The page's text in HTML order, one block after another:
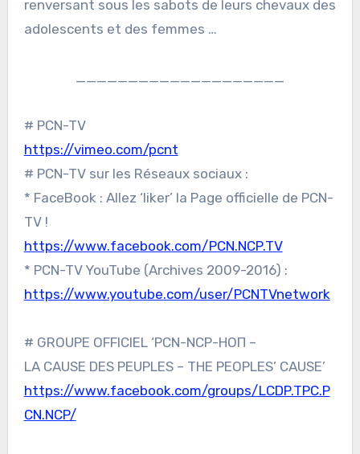
renversant sous les sabots de leurs chevaux des
adolescents et des femmes …
____________________
# PCN-TV
https://vimeo.com/pcnt
# PCN-TV sur les Réseaux sociaux :
* FaceBook : Allez ‘liker’ la Page officielle de PCN-
TV !
https://www.facebook.com/PCN.NCP.TV
* PCN-TV YouTube (Archives 2009-2016) :
https://www.youtube.com/user/PCNTVnetwork
# GROUPE OFFICIEL ‘PCN-NCP-НОП –
LA CAUSE DES PEUPLES – THE PEOPLES’ CAUSE’
https://www.facebook.com/groups/LCDP.TPC.P
CN.NCP/